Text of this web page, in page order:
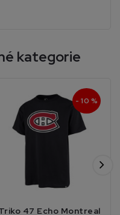
kategorie
- 10 %
47 Echo Montreal